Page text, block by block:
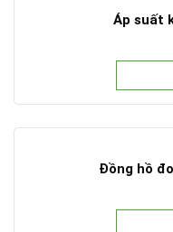
Áp suất
Đồng hồ